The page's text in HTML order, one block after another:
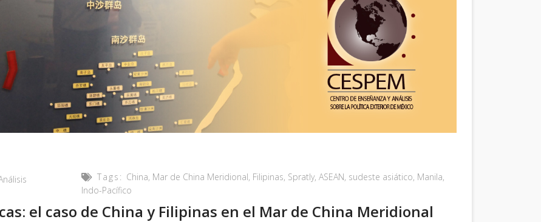
Tags: China, Mar de China Meridional, Filipinas, Spratly,ASEAN, sudeste asiático, Manila,
Indo-Pacífico
el caso de China y Filipinas en el Mar de China Meridional